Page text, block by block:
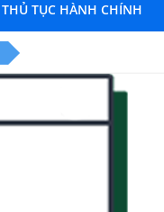
THỦ TỤC HÀNH CHÍNH